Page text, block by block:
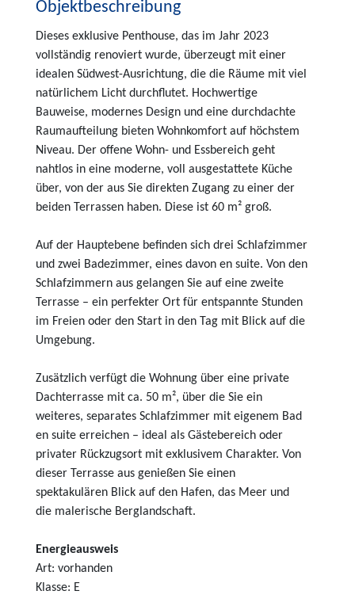
Objektbeschreibung
Dieses exklusive Penthouse, das im Jahr 2023
vollständig renoviert wurde, überzeugt mit einer
idealen Südwest-Ausrichtung, die die Räume mit viel
natürlichem Licht durchflutet. Hochwertige
Bauweise, modernes Design und eine durchdachte
Raumaufteilung bieten Wohnkomfort auf höchstem
Niveau. Der offene Wohn- und Essbereich geht
nahtlos in eine moderne, voll ausgestattete Küche
über, von der aus Sie direkten Zugang zu einer der
beiden Terrassen haben. Diese ist 60 m² groß.
Auf der Hauptebene befinden sich drei Schlafzimmer
und zwei Badezimmer, eines davon en suite. Von den
Schlafzimmern aus gelangen Sie auf eine zweite
Terrasse – ein perfekter Ort für entspannte Stunden
im Freien oder den Start in den Tag mit Blick auf die
Umgebung.
Zusätzlich verfügt die Wohnung über eine private
Dachterrasse mit ca. 50 m², über die Sie ein
weiteres, separates Schlafzimmer mit eigenem Bad
en suite erreichen – ideal als Gästebereich oder
privater Rückzugsort mit exklusivem Charakter. Von
dieser Terrasse aus genießen Sie einen
spektakulären Blick auf den Hafen, das Meer und
die malerische Berglandschaft.
Energieausweis
Art: vorhanden
Klasse: E